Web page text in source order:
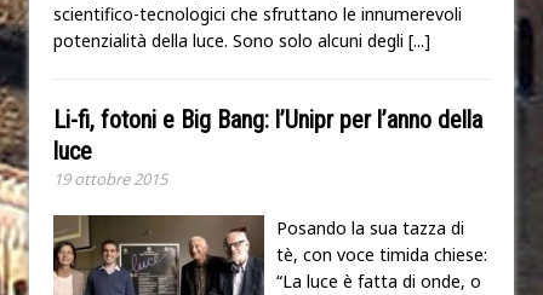
scientifico-tecnologici che sfruttano le innumerevoli
potenzialità della luce. Sono solo alcuni degli [...]
Li-fi, fotoni e Big Bang: l’Unipr per l’anno della
luce
19 ottobre 2015
Posando la sua tazza di
tè, con voce timida chiese:
“La luce è fatta di onde, o